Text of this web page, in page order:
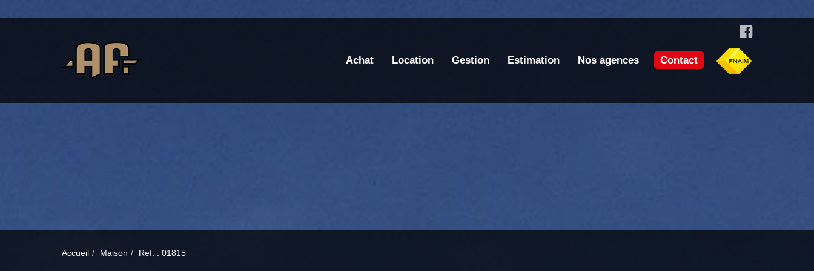
Achat Location Gestion Estimation Nos agences Contact
Accueil Maison Ref. : 01815